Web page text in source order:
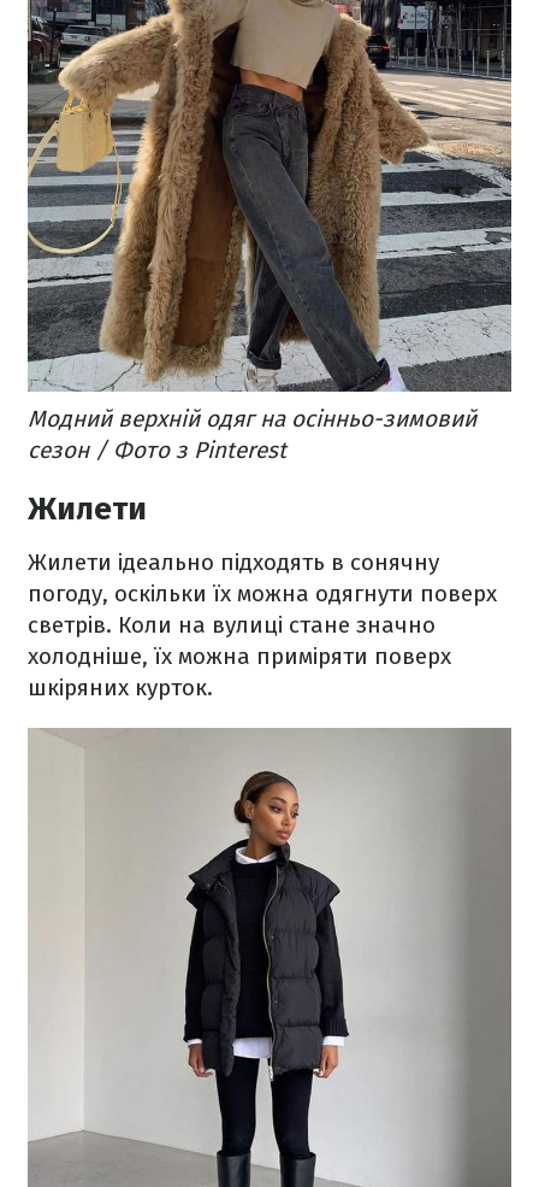
Модний верхній одяг на осінньо-зимовий
сезон / Фото з Pinterest
Жилети
Жилети ідеально підходять в сонячну
погоду, оскільки їх можна одягнути поверх
светрів. Коли на вулиці стане значно
холодніше, їх можна приміряти поверх
шкіряних курток.